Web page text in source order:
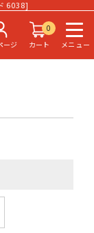
6038]
ージ
0
カート
メニュー